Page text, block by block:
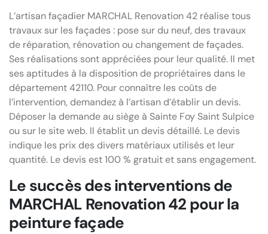
L’artisan façadier MARCHAL Renovation 42 réalise tous
travaux sur les façades : pose sur du neuf, des travaux
de réparation, rénovation ou changement de façades.
Ses réalisations sont appréciées pour leur qualité. Il met
ses aptitudes à la disposition de propriétaires dans le
département 42110. Pour connaître les coûts de
l’intervention, demandez à l’artisan d’établir un devis.
Déposer la demande au siège à Sainte Foy Saint Sulpice
ou sur le site web. Il établit un devis détaillé. Le devis
indique les prix des divers matériaux utilisés et leur
quantité. Le devis est 100 % gratuit et sans engagement.
Le succès des interventions de
MARCHAL Renovation 42 pour la
peinture façade